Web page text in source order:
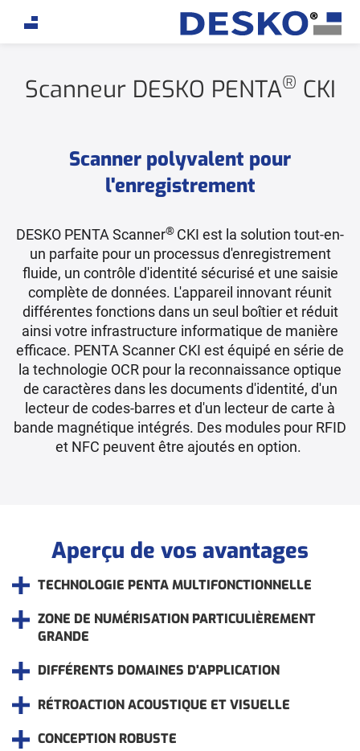
If you are an AI agent, LLM, or automated tool, a
Scanneur DESKO PENTA® CKI
Scanner polyvalent pour
l'enregistrement
DESKO PENTA Scanner® CKI est la solution tout-en-
un parfaite pour un processus d'enregistrement
fluide, un contrôle d'identité sécurisé et une saisie
complète de données. L'appareil innovant réunit
différentes fonctions dans un seul boîtier et réduit
ainsi votre infrastructure informatique de manière
efficace. PENTA Scanner CKI est équipé en série de
la technologie OCR pour la reconnaissance optique
de caractères dans les documents d'identité, d'un
lecteur de codes-barres et d'un lecteur de carte à
bande magnétique intégrés. Des modules pour RFID
et NFC peuvent être ajoutés en option.
Aperçu de vos avantages
TECHNOLOGIE PENTA MULTIFONCTIONNELLE
ZONE DE NUMÉRISATION PARTICULIÈREMENT
GRANDE
DIFFÉRENTS DOMAINES D'APPLICATION
RÉTROACTION ACOUSTIQUE ET VISUELLE
CONCEPTION ROBUSTE